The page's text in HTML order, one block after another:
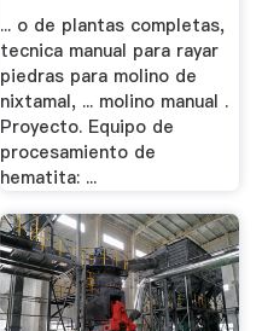
... o de plantas completas,
tecnica manual para rayar
piedras para molino de
nixtamal, ... molino manual .
Proyecto. Equipo de
procesamiento de
hematita: ...